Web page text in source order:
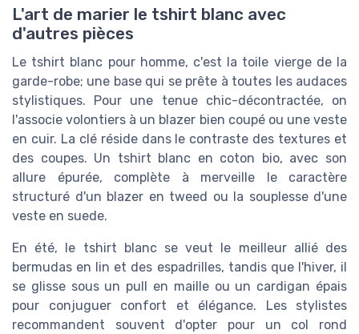
L'art de marier le tshirt blanc avec
d'autres pièces
Le tshirt blanc pour homme, c'est la toile vierge de la
garde-robe; une base qui se prête à toutes les audaces
stylistiques. Pour une tenue chic-décontractée, on
l'associe volontiers à un blazer bien coupé ou une veste
en cuir. La clé réside dans le contraste des textures et
des coupes. Un tshirt blanc en coton bio, avec son
allure épurée, complète à merveille le caractère
structuré d'un blazer en tweed ou la souplesse d'une
veste en suede.
En été, le tshirt blanc se veut le meilleur allié des
bermudas en lin et des espadrilles, tandis que l'hiver, il
se glisse sous un pull en maille ou un cardigan épais
pour conjuguer confort et élégance. Les stylistes
recommandent souvent d'opter pour un col rond